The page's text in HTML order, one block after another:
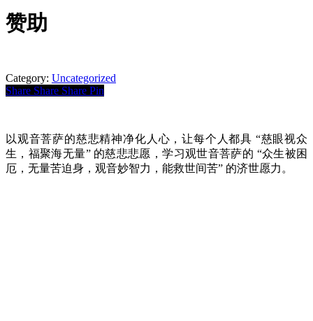
赞助
Category: Uncategorized
Share Share Share Pin
以观音菩萨的慈悲精神净化人心，让每个人都具 “慈眼视众
生，福聚海无量” 的慈悲悲愿，学习观世音菩萨的 “众生被困
厄，无量苦迫身，观音妙智力，能救世间苦” 的济世愿力。